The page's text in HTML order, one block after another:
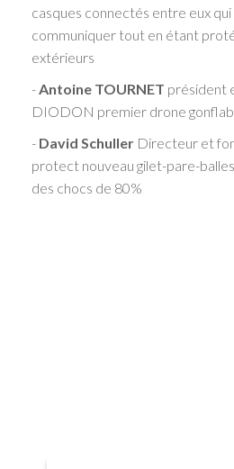
casques connectés entre eux
communiquer tout en étant
extérieurs
-Antoine TOURNET président
DIODON premier drone
- David Schuller Directeur et
protect nouveau gilet-pare-
des chocs de 80%